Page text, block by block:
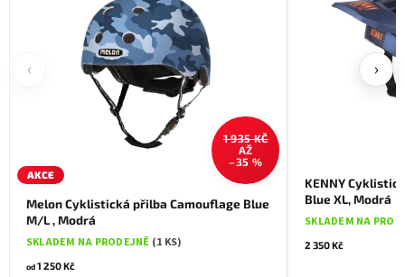
‹
AKCE
1 935 KČ
AŽ
–35 %
Melon Cyklistická přilba Camouflage Blue
M/L , Modrá
SKLADEM NA PRODEJNĚ (1 KS)
od1 250 Kč
KENNY
Blue XL, Modrá
SKLADEM NA
2 350 Kč
›